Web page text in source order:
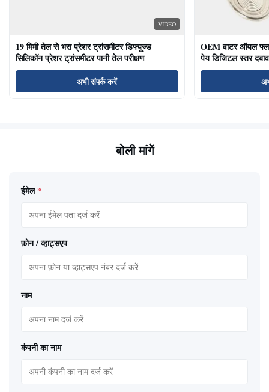
VIDEO
19 मिमी तेल से भरा प्रेशर ट्रांसमीटर डिफ्यूज्ड
सिलिकॉन प्रेशर ट्रांसमीटर पानी तेल परीक्षण
अभी संपर्क करें
OEM वाटर ऑयल
पेय डिजिटल स्तर
बोली मांगें
ईमेल *
फ़ोन / व्हाट्सएप
नाम
कंपनी का नाम